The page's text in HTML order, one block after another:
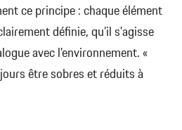
ce principe : chaque élément
définie, qu’il s'agisse
avec l’environnement. «
être sobres et réduits à